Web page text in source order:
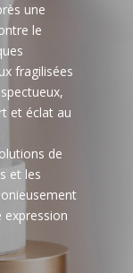
une
le
fragilisées
et éclat au
de
et les
expression